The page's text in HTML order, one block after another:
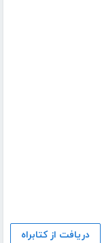
دریافت از کتابراه